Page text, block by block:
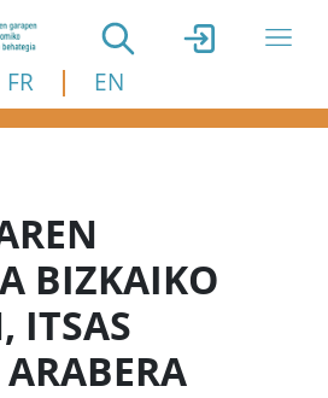
FR EN
BIZKAIKO
ITSAS